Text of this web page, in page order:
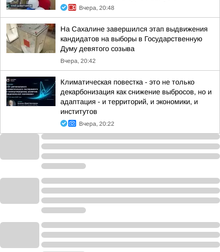
Вчера, 20:48
На Сахалине завершился этап выдвижения
кандидатов на выборы в Государственную
Думу девятого созыва
Вчера, 20:42
Климатическая повестка - это не только
декарбонизация как снижение выбросов, но и
адаптация - и территорий, и экономики, и
институтов
Вчера, 20:22